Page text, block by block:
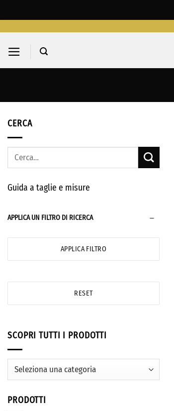
contenuti
CERCA
Cerca:
Guida a taglie e misure
APPLICA UN FILTRO DI RICERCA
APPLICA FILTRO
RESET
SCOPRI TUTTI I PRODOTTI
PRODOTTI